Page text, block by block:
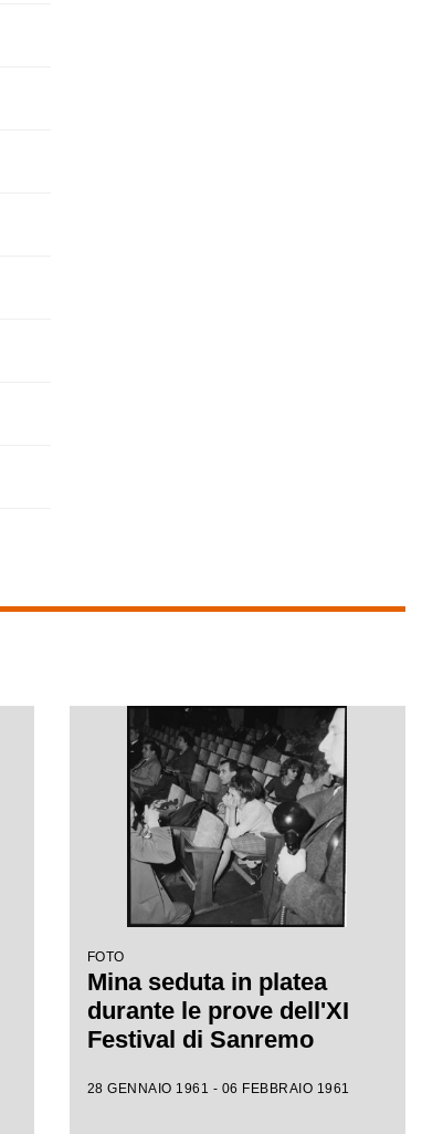
FOTO
Mina seduta in platea
durante le prove dell'XI
Festival di Sanremo
28 GENNAIO 1961 - 06 FEBBRAIO 1961